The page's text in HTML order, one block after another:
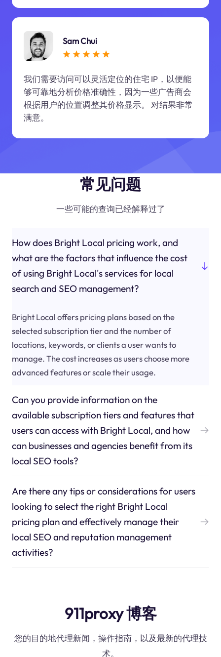
Sam Chui
我们需要访问可以灵活定位的住宅 IP，以便能
够可靠地分析价格准确性，因为一些广告商会
根据用户的位置调整其价格显示。 对结果非常
满意。
常见问题
一些可能的查询已经解释过了
How does Bright Local pricing work, and
what are the factors that influence the cost
of using Bright Local's services for local
search and SEO management?
Bright Local offers pricing plans based on the
selected subscription tier and the number of
locations, keywords, or clients a user wants to
manage. The cost increases as users choose more
advanced features or scale their usage.
Can you provide information on the
available subscription tiers and features that
users can access with Bright Local, and how
can businesses and agencies benefit from its
local SEO tools?
Are there any tips or considerations for users
looking to select the right Bright Local
pricing plan and effectively manage their
local SEO and reputation management
activities?
911proxy 博客
您的目的地代理新闻，操作指南，以及最新的代理技
术。